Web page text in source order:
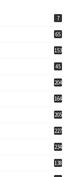
7
65
153
45
204
164
205
227
234
138